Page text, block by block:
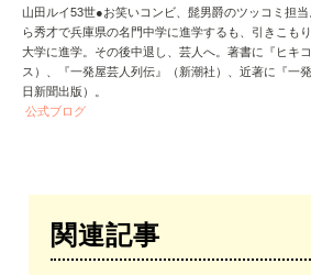
山田ルイ53世●お笑いコンビ、髭男爵のツッコミ担
ら秀才で兵庫県の名門中学に進学するも、引きこも
大学に進学。その後中退し、芸人へ。著書に『ヒキ
ス）、『一発屋芸人列伝』（新潮社）、近著に『一
日新聞出版）。
公式ブログ
関連記事